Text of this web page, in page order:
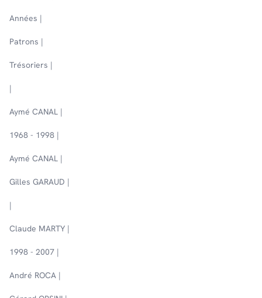
Années |
Patrons |
Trésoriers |
|
Aymé CANAL |
1968 - 1998 |
Aymé CANAL |
Gilles GARAUD |
|
Claude MARTY |
1998 - 2007 |
André ROCA |